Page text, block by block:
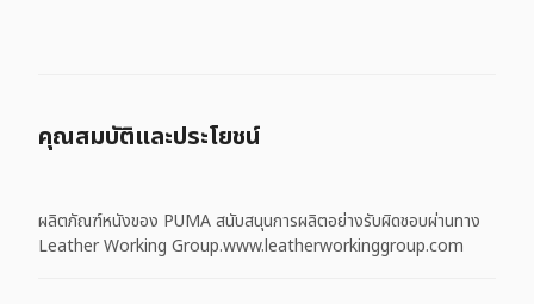
คุณสมบัติและประโยชน์
ผลิตภัณฑ์หนังของ PUMA สนับสนุนการผลิตอย่างรับผิดชอบผ่านทาง
Leather Working Group.www.leatherworkinggroup.com